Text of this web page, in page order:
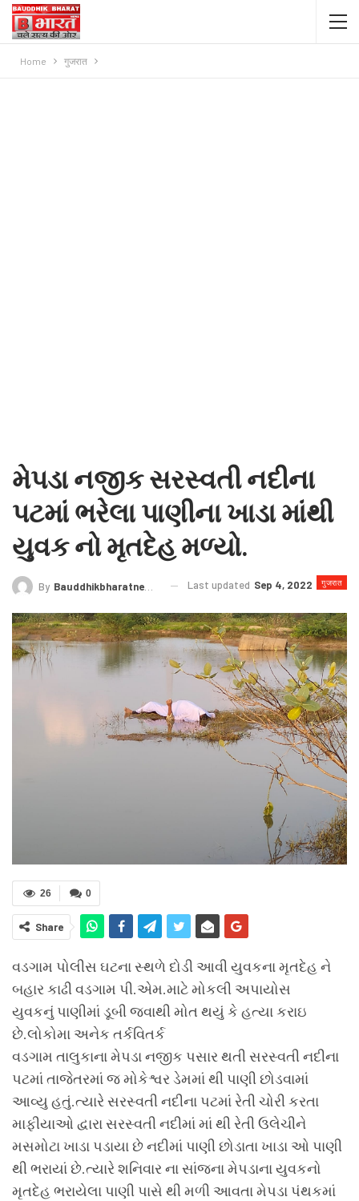
Home गुजरात
મેપડા નજીક સરસ્વતી નદીના
પટમાં ભરેલા પાણીના ખાડા માંથી
યુવક નો મૃતદેહ મળ્યો.
गुजरात
By Bauddhikbharatnews@gmail.com Last updated Sep 4, 2022
0
26
Share
વડગામ પોલીસ ઘટના સ્થળે દોડી આવી યુવકના મૃતદેહ ને
બહાર કાઢી વડગામ પી.એમ‌.માટે મોકલી અપાયોસ
યુવકનું પાણીમાં ડૂબી જવાથી મોત થયું કે હત્યા કરાઇ
છે.લોકોમા અનેક તર્કવિતર્ક
વડગામ તાલુકાના મેપડા નજીક પસાર થતી સરસ્વતી નદીના
પટમાં તાજેતરમાં જ મોકેશ્વર ડેમમાં થી પાણી છોડવામાં
આવ્યુ હતું.ત્યારે સરસ્વતી નદીના પટમાં રેતી ચોરી કરતા
માફીયાઓ દ્વારા સરસ્વતી નદીમાં માં થી રેતી ઉલેચીને
મસમોટા ખાડા પડાયા છે નદીમાં પાણી છોડાતા ખાડા ઓ પાણી
થી ભરાયાં છે.ત્યારે શનિવાર ના સાંજના મેપડાના યુવકનો
મૃતદેહ ભરાયેલા પાણી પાસે થી મળી આવતા મેપડા પંથકમાં